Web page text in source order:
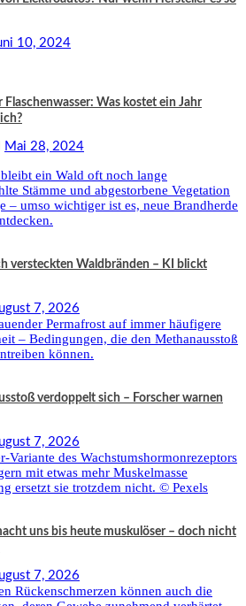
10, 2024
Flaschenwasser: Was kostet ein Jahr
Mai 28, 2024
versteckten Waldbränden – KI blickt
7, 2026
verdoppelt sich – Forscher warnen
7, 2026
uns bis heute muskulöser – doch nicht
7, 2026